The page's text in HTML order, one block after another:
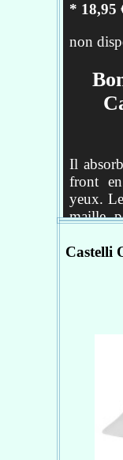
* 18,95
non
Il
front
yeux.
maille
le
Castelli